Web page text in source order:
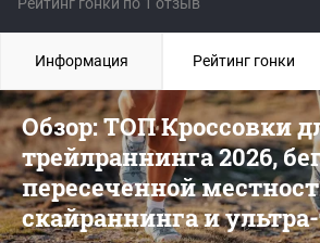
Обзор: ТОП Кроссовки
трейлраннинга 2026,
пересеченной
скайраннинга и
Информация Рейтинг гонки